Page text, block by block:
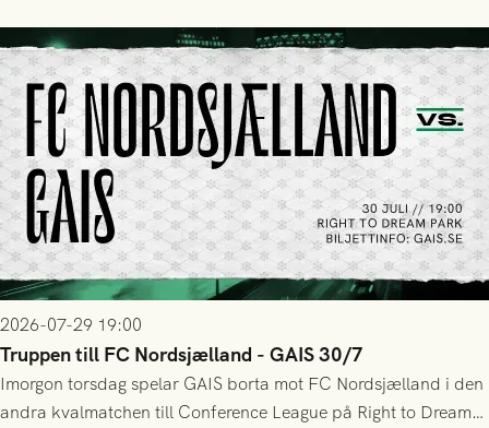
tennissiffror och det grönsvarta europaäventyret tog slut.
2026-07-29 19:00
Truppen till FC Nordsjælland - GAIS 30/7
Imorgon torsdag spelar GAIS borta mot FC Nordsjælland i den
andra kvalmatchen till Conference League på Right to Dream